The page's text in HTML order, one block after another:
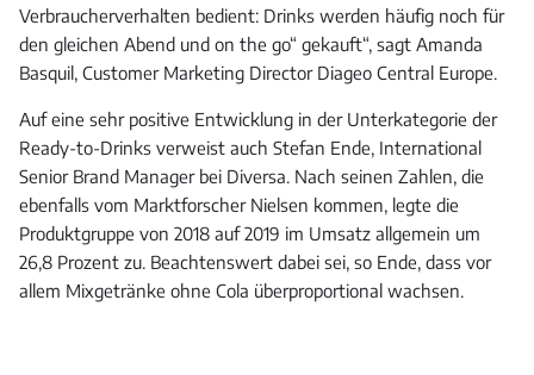
Verbraucherverhalten bedient: Drinks werden häufig noch für
den gleichen Abend und on the go“ gekauft“, sagt Amanda
Basquil, Customer Marketing Director Diageo Central Europe.
Auf eine sehr positive Entwicklung in der Unterkategorie der
Ready-to-Drinks verweist auch Stefan Ende, International
Senior Brand Manager bei Diversa. Nach seinen Zahlen, die
ebenfalls vom Marktforscher Nielsen kommen, legte die
Produktgruppe von 2018 auf 2019 im Umsatz allgemein um
26,8 Prozent zu. Beachtenswert dabei sei, so Ende, dass vor
allem Mixgetränke ohne Cola überproportional wachsen.